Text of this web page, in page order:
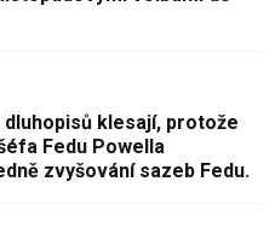
klesají, protože
Fedu Powella
zvyšování sazeb Fedu.